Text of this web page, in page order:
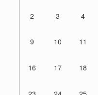
2 3 4
9 10 11
16 17 18